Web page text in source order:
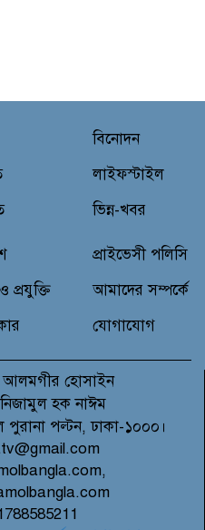
কবিতায় রবীন্দ্রনাথ ঠাকুরের
ছেলে পরিচয়ে নালিশী
ভূমি বেদখলের চেষ্টা
বিরুদ্ধে
বিনোদন
লাইফস্টাইল
ভিন্ন-খবর
প্রযুক্তি
প্রাইভেসী পলিসি
আমাদের সম্পর্কে
যোগাযোগ
আলমগীর হোসাইন
নিজামুল হক নাঈম
পল্টন, ঢাকা-১০০০।